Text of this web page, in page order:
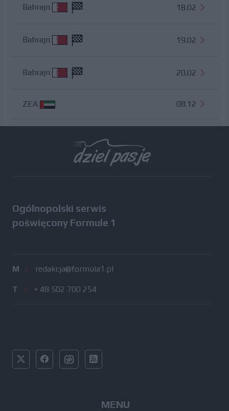
Bahrajn 18.02
Bahrajn 19.02
Bahrajn 20.02
ZEA 08.12
Ogólnopolski serwis
poświęcony Formule 1
M / redakcja@formula1.pl
T / + 48 502 700 254
MENU